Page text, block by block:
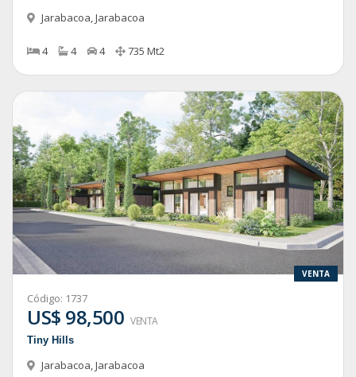
Jarabacoa Jarabacoa
4 4 4 735 Mt2
VENTA
Código: 1737
US$ 98,500 VENTA
Tiny Hills
Jarabacoa,Jarabacoa